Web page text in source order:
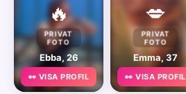
🔥
PRIVAT
FOTO
Ebba, 26
👀 VISA PROFIL
💋
PRIVAT
FOTO
Emma, 37
👀 VISA PROFIL